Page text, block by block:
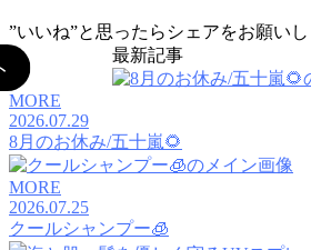
”いいね”と思ったらシェアをお願い
最新記事
MORE
2026.07.29
8月のお休み/五十嵐🌻
MORE
2026.07.25
クールシャンプー🧊